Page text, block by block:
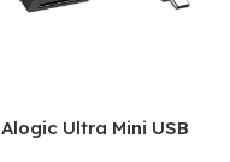
Alogic Ultra Mini USB